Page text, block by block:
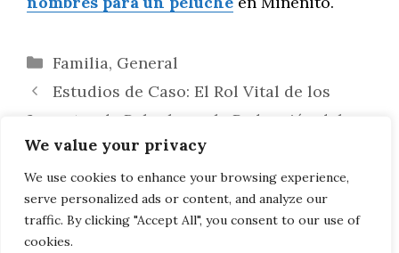
We value your privacy
We use cookies to enhance your browsing experience,
serve personalized ads or content, and analyze our
traffic. By clicking "Accept All", you consent to our use of
cookies.
Categorías
Familia, General
Estudios de Caso: El Rol Vital de los
Juguetes de Peluche en la Reducción del
Estrés Infantil
La Relevancia de los Materiales No
Tóxicos en los Juguetes de Peluche